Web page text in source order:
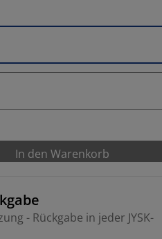
In den Warenkorb
- Rückgabe in jeder JYSK-